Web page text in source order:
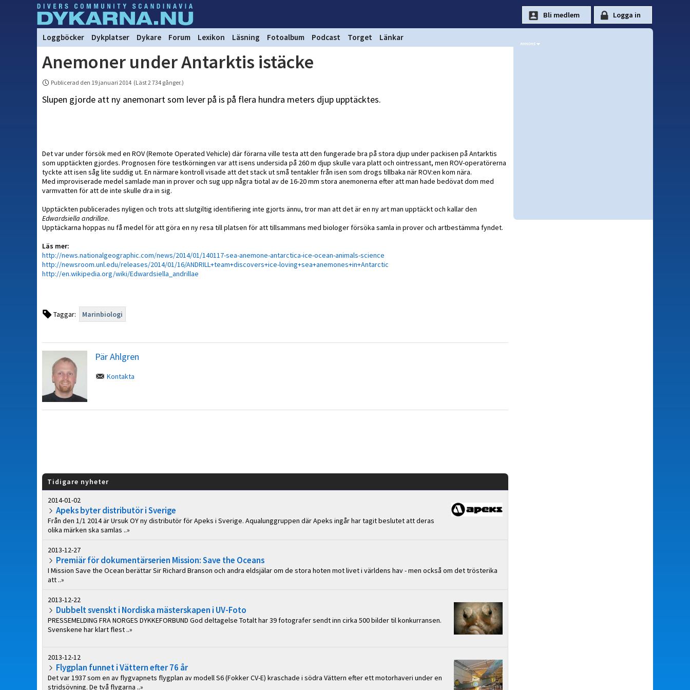
Loggböcker Dykplatser Dykare Forum Lexikon Läsning Fotoalbum Podcast Torget Länkar
Anemoner under Antarktis istäcke
Publicerad den 19 januari 2014 (Läst 2 734 gånger.)
Slupen gjorde att ny anemonart som lever på is på flera hundra meters djup upptäcktes.
Det var under försök med en ROV (Remote Operated Vehicle) där förarna ville testa att den fungerade bra på stora djup under packisen på Antarktis
som upptäckten gjordes. Prognosen före testkörningen var att isens undersida på 260 m djup skulle vara platt och ointressant, men ROV-operatörerna
tyckte att isen såg lite suddig ut. En närmare kontroll visade att det stack ut små tentakler från isen som drogs tillbaka när ROV:en kom nära.
Med improviserade medel samlade man in prover och sug upp några tiotal av de 16-20 mm stora anemonerna efter att man hade bedövat dom med
varmvatten för att de inte skulle dra in sig.
Upptäckten publicerades nyligen och trots att slutgiltig identifiering inte gjorts ännu, tror man att det är en ny art man upptäckt och kallar den
Edwardsiella andrillae.
Upptäckarna hoppas nu få medel för att göra en ny resa till platsen för att tillsammans med biologer försöka samla in prover och artbestämma fyndet.
Läs mer:
http://news.nationalgeographic.com/news/2014/01/140117-sea-anemone-antarctica-ice-ocean-animals-science
http://newsroom.unl.edu/releases/2014/01/16/ANDRILL+team+discovers+ice-loving+sea+anemones+in+Antarctic
http://en.wikipedia.org/wiki/Edwardsiella_andrillae
Taggar: Marinbiologi
Pär Ahlgren
Kontakta
Tidigare nyheter
2014-01-02
Apeks byter distributör i Sverige
Från den 1/1 2014 är Ursuk OY ny distributör för Apeks i Sverige. Aqualunggruppen där Apeks ingår har tagit beslutet att deras
olika märken ska samlas ..»
2013-12-27
Premiär för dokumentärserien Mission: Save the Oceans
I Mission Save the Ocean berättar Sir Richard Branson och andra eldsjälar om de stora hoten mot livet i världens hav - men också om det trösterika
att ..»
2013-12-22
Dubbelt svenskt i Nordiska mästerskapen i UV-Foto
PRESSEMELDING FRA NORGES DYKKEFORBUND God deltagelse Totalt har 39 fotografer sendt inn cirka 500 bilder til konkurransen.
Svenskene har klart flest ..»
2013-12-12
Flygplan funnet i Vättern efter 76 år
Det var 1937 som en av flygvapnets flygplan av modell S6 (Fokker CV-E) kraschade i södra Vättern efter ett motorhaveri under en
stridsövning. De två flygarna ..»